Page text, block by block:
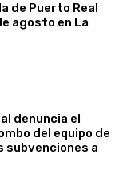
de Puerto Real
agosto en La
denuncia el
del equipo de
subvenciones a